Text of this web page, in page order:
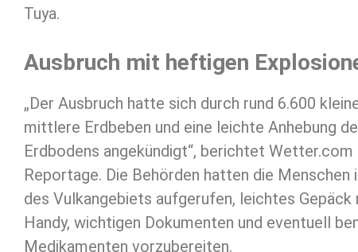
Tuya.
Ausbruch mit heftigen
„Der Ausbruch hatte sich durch rund 6.600
mittlere Erdbeben und eine leichte Anhebung
Erdbodens angekündigt“, berichtet Wetter.com
Reportage. Die Behörden hatten die Menschen
des Vulkangebiets aufgerufen, leichtes Gepäck
Handy, wichtigen Dokumenten und eventuell
Medikamenten vorzubereiten.